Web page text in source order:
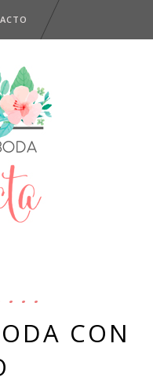
CON